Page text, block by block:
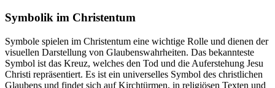
Symbolik im Christentum
Symbole spielen im Christentum eine wichtige Rolle und dienen der
visuellen Darstellung von Glaubenswahrheiten. Das bekannteste
Symbol ist das Kreuz, welches den Tod und die Auferstehung Jesu
Christi repräsentiert. Es ist ein universelles Symbol des christlichen
Glaubens und findet sich auf Kirchtürmen, in religiösen Texten und